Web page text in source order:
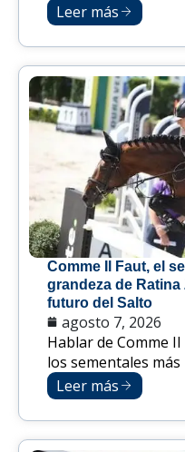
Leer más
Comme Il Faut, el
grandeza de
futuro del Salto
agosto 7, 2026
Hablar de Comme
los sementales más
Leer más